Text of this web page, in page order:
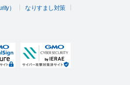
経過したものは調査不可となりま
をアンインストールされた場合は
査の際は下記が必要になりますの
）
なりすまし対策